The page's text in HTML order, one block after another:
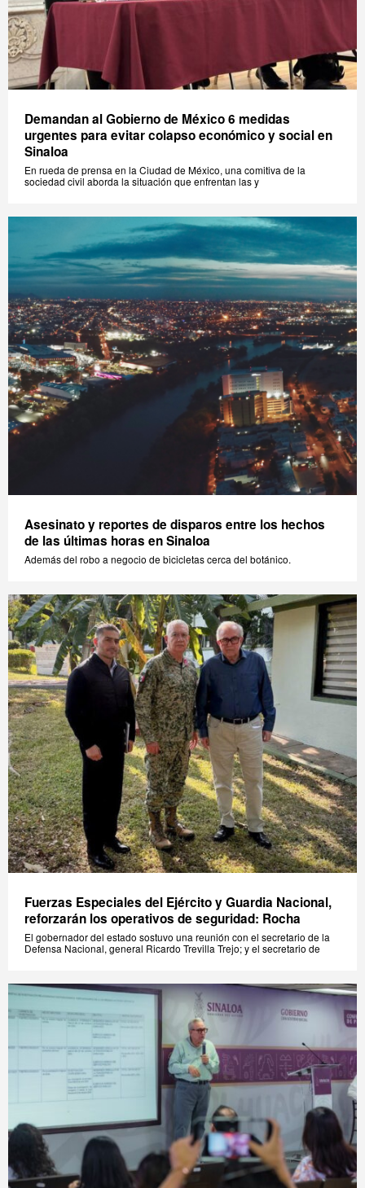
Demandan al Gobierno de México 6 medidas
urgentes para evitar colapso económico y social en
Sinaloa
En rueda de prensa en la Ciudad de México, una comitiva de la
sociedad civil aborda la situación que enfrentan las y
Asesinato y reportes de disparos entre los hechos
de las últimas horas en Sinaloa
Además del robo a negocio de bicicletas cerca del botánico.
Fuerzas Especiales del Ejército y Guardia Nacional,
reforzarán los operativos de seguridad: Rocha
El gobernador del estado sostuvo una reunión con el secretario de la
Defensa Nacional, general Ricardo Trevilla Trejo; y el secretario de